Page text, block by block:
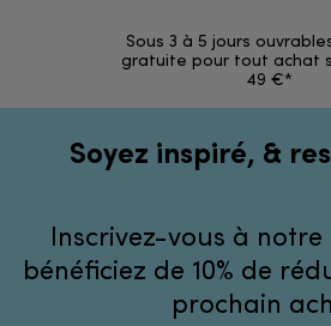
Sous 3 à 5 jours
gratuite pour tout achat
49 €*
Soyez inspiré, &
Inscrivez-vous à notre
bénéficiez de 10% de
prochain